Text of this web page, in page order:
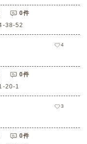
0件
38-52
4
0件
20-1
3
0件